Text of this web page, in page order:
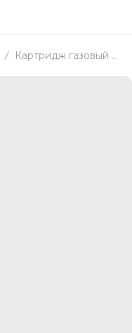
Картридж газовый Gas Cartridge 110 Pinguin